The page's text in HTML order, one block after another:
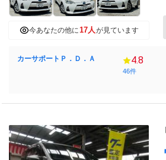
今あなたの他に17人が見ています
カーサポートＰ．Ｄ．Ａ 4.8
46件